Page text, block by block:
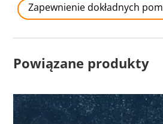
Zapewnienie dokładnych
Powiązane produkty